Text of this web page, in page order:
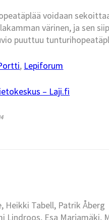
voidaan
värinen, ja sen
puuttuu
, Lepiforum
– Laji.fi
Heikki Tabell, Patrik Åberg
Esa Marjamäki,